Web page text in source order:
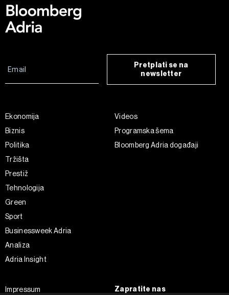
Pretplati se na
newsletter
Ekonomija
Biznis
Politika
Tržišta
Prestiž
Tehnologija
Green
Sport
Businessweek Adria
Analiza
Adria Insight
Videos
Programska šema
Bloomberg Adria događaji
Impressum
Zapratite nas